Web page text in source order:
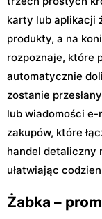
karty lub aplikacji
produkty, a na
rozpoznaje, które
automatycznie
zostanie
lub wiadomości e-
zakupów, które
handel detaliczny
ułatwiając
Żabka –